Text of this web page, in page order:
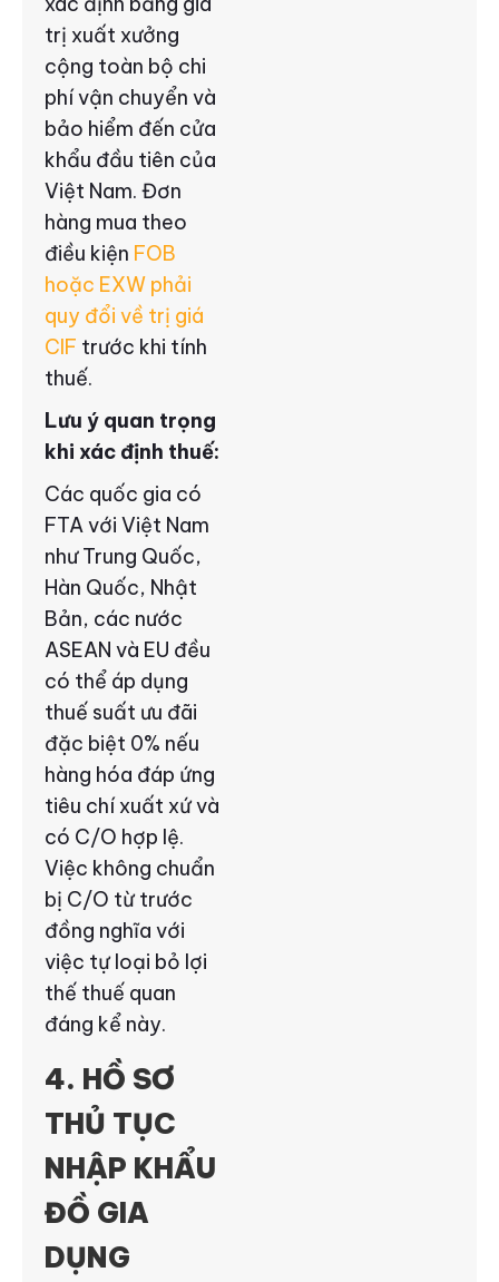
trị xuất xưởng
cộng toàn bộ chi
phí vận chuyển và
bảo hiểm đến cửa
khẩu đầu tiên của
Việt Nam. Đơn
hàng mua theo
điều kiện FOB
hoặc EXW phải
quy đổi về trị giá
CIF trước khi tính
thuế.
Lưu ý quan trọng
khi xác định thuế:
Các quốc gia có
FTA với Việt Nam
như Trung Quốc,
Hàn Quốc, Nhật
Bản, các nước
ASEAN và EU đều
có thể áp dụng
thuế suất ưu đãi
đặc biệt 0% nếu
hàng hóa đáp ứng
tiêu chí xuất xứ và
có C/O hợp lệ.
Việc không chuẩn
bị C/O từ trước
đồng nghĩa với
việc tự loại bỏ lợi
thế thuế quan
đáng kể này.
4. HỒ SƠ
THỦ TỤC
NHẬP KHẨU
ĐỒ GIA
DỤNG